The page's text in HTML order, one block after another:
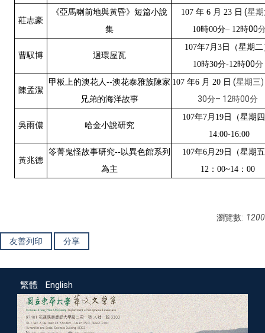
莊志豪
《亞馬喇前地與黃昏》短篇小說
集
107 年 6 月 23 日 (星
10時00分– 12時00
曹馭博 迴環屋瓦
107年7月3日（星期二
10時30分-12時00分
陳孟潔
甲板上的澳花人--澳花泰雅族陳家
兄弟的海洋故事
107 年6 月 20 日 (星期三
30分– 12時00分
吳雨儂 哈金小說研究
107年7月 19 日（星期
14:00-16:00
黃兆德
笭菁鬼怪故事研究--以異色館系列
為主
107年6月29日（星期
12 ：00~14：00
瀏覽數: 1200
友善列印 分享
繁體 English